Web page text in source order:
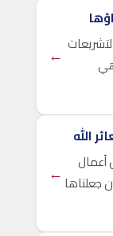
ربهم
←
الله
أعمال
جعلناها ←